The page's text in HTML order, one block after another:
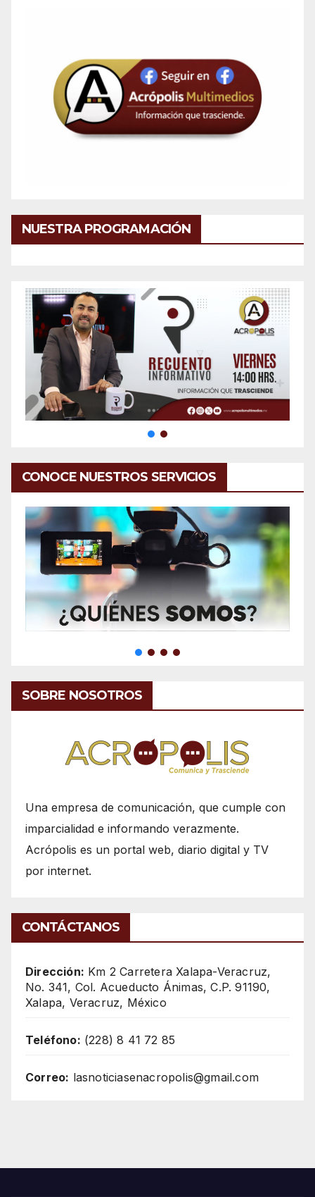
NUESTRA PROGRAMACIÓN
CONOCE NUESTROS SERVICIOS
SOBRE NOSOTROS
Una empresa de comunicación, que cumple con
imparcialidad e informando verazmente.
Acrópolis es un portal web, diario digital y TV
por internet.
CONTÁCTANOS
Dirección: Km 2 Carretera Xalapa-Veracruz,
No. 341, Col. Acueducto Ánimas, C.P. 91190,
Xalapa, Veracruz, México
Teléfono: (228) 8 41 72 85
Correo: lasnoticiasenacropolis@gmail.com